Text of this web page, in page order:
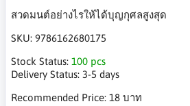
สวดมนต์อย่างไรให้ได้บุญกุศลสูงสุด
SKU: 9786162680175
Stock Status: 100 pcs
Delivery Status: 3-5 days
Recommended Price: 18 บาท